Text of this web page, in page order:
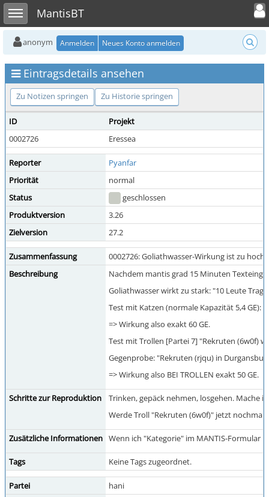
Toggle sidebarMantisBT
Toggle
anonym Anmelden Neues Konto anmelden
Eintragsdetails ansehen
Zu Notizen springen Zu Historie springen
ID
Projekt
0002726
Eressea
Reporter
Pyanfar
Priorität
normal
Status
geschlossen
Produktversion
3.26
Zielversion
27.2
Zusammenfassung
0002726: Goliathwasser-Wirkung ist zu hoch.
Beschreibung
Nachdem mantis grad 15 Minuten
Goliathwasser wirkt zu stark: "10 Leute
Test mit Katzen (normale Kapazität 5,4 GE):
=> Wirkung also exakt 60 GE.
Test mit Trollen [Partei 7] "Rekruten (6w0f)
Gegenprobe: "Rekruten (rjqu) in
=> Wirkung also BEI TROLLEN exakt 50 GE.
Schritte zur Reproduktion
Trinken, gepäck nehmen, losgehen. Mache
Werde Troll "Rekruten (6w0f)" jetzt nochmal
Zusätzliche Informationen Wenn ich "Kategorie" im MANTIS-Formular
Tags Keine Tags zugeordnet.
Partei
hani